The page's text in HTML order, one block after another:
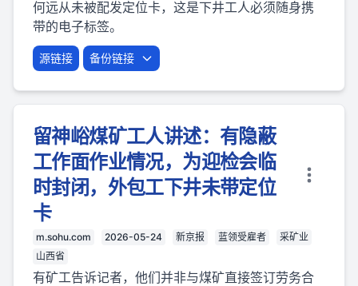
何远从未被配发定位卡，这是下井工人必须随身携
带的电子标签。
源链接 备份链接
留神峪煤矿工人讲述：有隐蔽
工作面作业情况，为迎检会临
时封闭，外包工下井未带定位
卡
m.sohu.com 2026-05-24 新京报 蓝领受雇者
采矿业
山西省
有矿工告诉记者，他们并非与煤矿直接签订劳务合